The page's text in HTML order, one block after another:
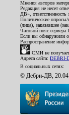
Мнения авторов
Редакция не несет
ДВ», ответственность
Политические
(лица), заказавшее
Часовой пояс
Если вы обнаружили
Распространение
СМИ не получает
Адреса сайта: DEBRI-
В социальных сетях:
© Дебри-ДВ,